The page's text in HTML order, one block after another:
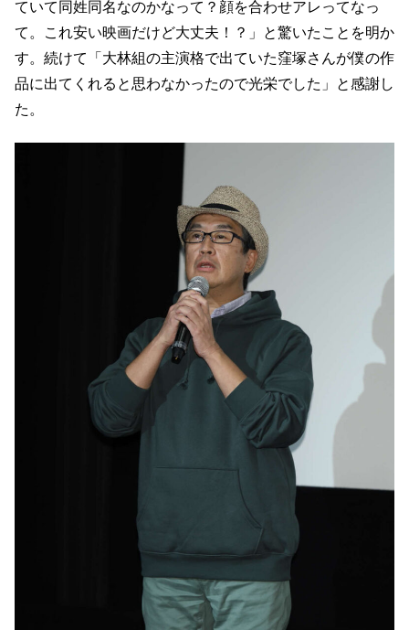
ていて同姓同名なのかなって？顔を合わせアレってなっ
て。これ安い映画だけど大丈夫！？」と驚いたことを明か
す。続けて「大林組の主演格で出ていた窪塚さんが僕の作
品に出てくれると思わなかったので光栄でした」と感謝し
た。